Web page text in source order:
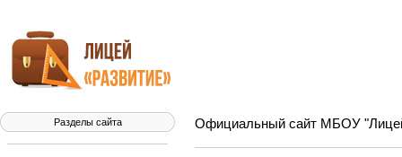
Разделы сайта Официальный сайт МБОУ "Лицей